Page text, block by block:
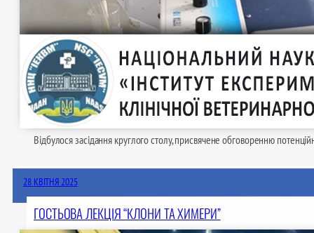
Відбулося засідання круглого столу, присвячене обговоренню
28 КВІТНЯ 2025
ГОСТЬОВА ЛЕКЦІЯ “КЛОНИ ТА ХИМЕРИ”